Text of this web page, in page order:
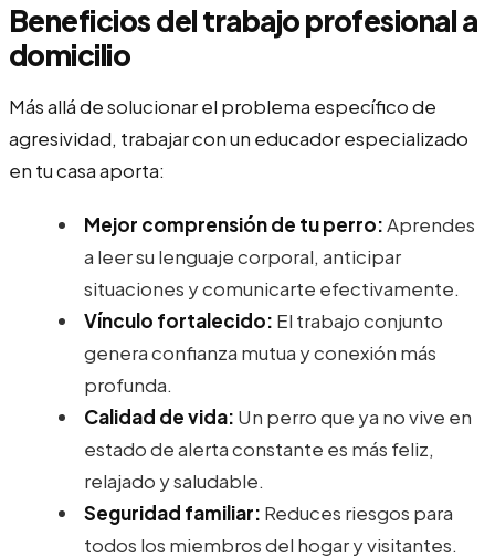
Beneficios del trabajo profesional a
domicilio
Más allá de solucionar el problema específico de
agresividad, trabajar con un educador especializado
en tu casa aporta:
Mejor comprensión de tu perro:Aprendes
a leer su lenguaje corporal, anticipar
situaciones y comunicarte efectivamente.
Vínculo fortalecido: El trabajo conjunto
genera confianza mutua y conexión más
profunda.
Calidad de vida: Un perro que ya no vive en
estado de alerta constante es más feliz,
relajado y saludable.
Seguridad familiar: Reduces riesgos para
todos los miembros del hogar y visitantes.